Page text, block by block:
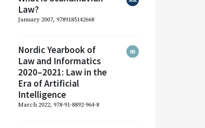
Law?
January 2007, 9789185142668
Nordic Yearbook of
Law and Informatics
2020–2021: Law in the
Era of Artificial
Intelligence
March 2022, 978-91-8892-964-8